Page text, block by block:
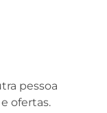
pessoa
ofertas.